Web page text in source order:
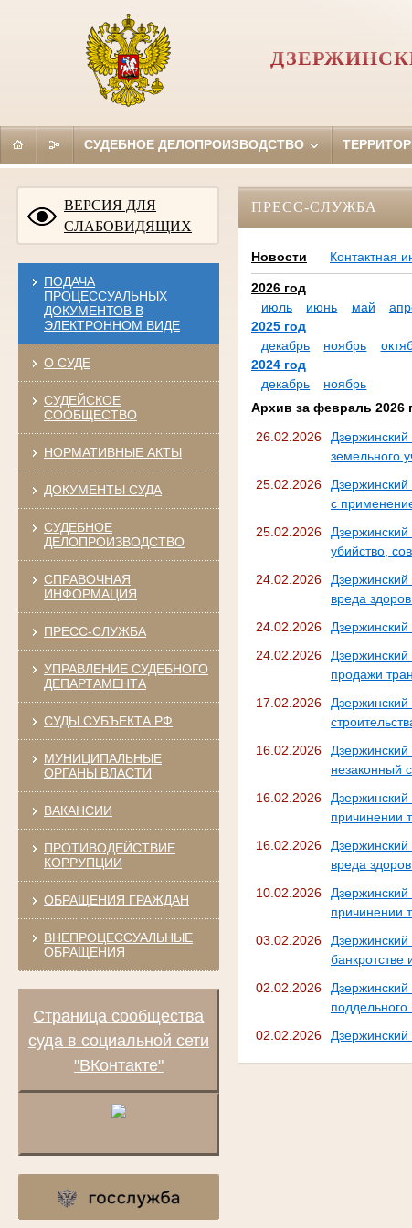
СУДЕБНОЕ ДЕЛОПРОИЗВОДСТВО
ВЕРСИЯ ДЛЯ
СЛАБОВИДЯЩИХ
ПОДАЧА
ПРОЦЕССУАЛЬНЫХ
ДОКУМЕНТОВ В
ЭЛЕКТРОННОМ ВИДЕ
О СУДЕ
СУДЕЙСКОЕ
СООБЩЕСТВО
НОРМАТИВНЫЕ АКТЫ
ДОКУМЕНТЫ СУДА
СУДЕБНОЕ
ДЕЛОПРОИЗВОДСТВО
СПРАВОЧНАЯ
ИНФОРМАЦИЯ
ПРЕСС-СЛУЖБА
УПРАВЛЕНИЕ СУДЕБНОГО
ДЕПАРТАМЕНТА
СУДЫ СУБЪЕКТА РФ
МУНИЦИПАЛЬНЫЕ
ОРГАНЫ ВЛАСТИ
ВАКАНСИИ
ПРОТИВОДЕЙСТВИЕ
КОРРУПЦИИ
ОБРАЩЕНИЯ ГРАЖДАН
ВНЕПРОЦЕССУАЛЬНЫЕ
ОБРАЩЕНИЯ
Страница сообщества
суда в социальной сети
"ВКонтакте"
ПРЕСС-СЛУЖБА
Новости Контактная
2026 год
июль
июнь май
2025 год
декабрь
ноябрь
2024 год
декабрь
ноябрь
Архив за февраль 2026
26.02.2026
земельного
25.02.2026
с
25.02.2026
убийство,
24.02.2026
вреда
24.02.2026
24.02.2026
продажи
17.02.2026
16.02.2026
незаконный
16.02.2026
причинении
16.02.2026
вреда
10.02.2026
причинении
03.02.2026
02.02.2026
поддельного
02.02.2026